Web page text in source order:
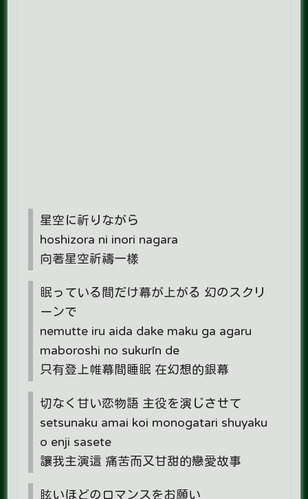
星空に祈りながら
hoshizora ni inori nagara
向著星空祈禱一樣
眠っている間だけ幕が上がる 幻のスクリ
ーンで
nemutte iru aida dake maku ga agaru
maboroshi no sukurīn de
只有登上帷幕間睡眠 在幻想的銀幕
切なく甘い恋物語 主役を演じさせて
setsunaku amai koi monogatari shuyaku
o enji sasete
讓我主演這 痛苦而又甘甜的戀愛故事
眩いほどのロマンスをお願い